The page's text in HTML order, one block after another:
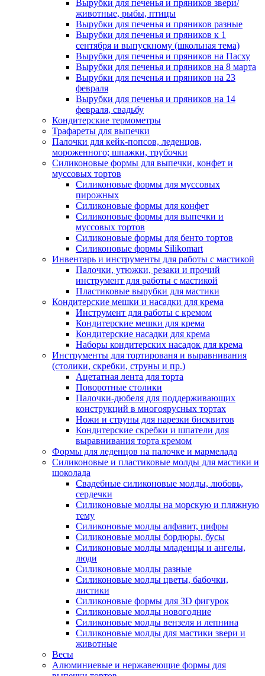
Вырубки для печенья и пряников звери/
животные, рыбы, птицы
Вырубки для печенья и пряников разные
Вырубки для печенья и пряников к 1
сентября и выпускному (школьная тема)
Вырубки для печенья и пряников на Пасху
Вырубки для печенья и пряников на 8 марта
Вырубки для печенья и пряников на 23
февраля
Вырубки для печенья и пряников на 14
февраля, свадьбу
Кондитерские термометры
Трафареты для выпечки
Палочки для кейк-попсов, леденцов,
мороженного; шпажки, трубочки
Силиконовые формы для выпечки, конфет и
муссовых тортов
Силиконовые формы для муссовых
пирожных
Силиконовые формы для конфет
Силиконовые формы для выпечки и
муссовых тортов
Силиконовые формы для бенто тортов
Силиконовые формы Silikomart
Инвентарь и инструменты для работы с мастикой
Палочки, утюжки, резаки и прочий
инструмент для работы с мастикой
Пластиковые вырубки для мастики
Кондитерские мешки и насадки для крема
Инструмент для работы с кремом
Кондитерские мешки для крема
Кондитерские насадки для крема
Наборы кондитерских насадок для крема
Инструменты для тортированя и выравнивания
(столики, скребки, струны и пр.)
Ацетатная лента для торта
Поворотные столики
Палочки-дюбеля для поддерживающих
конструкций в многоярусных тортах
Ножи и струны для нарезки бисквитов
Кондитерские скребки и шпатели для
выравнивания торта кремом
Формы для леденцов на палочке и мармелада
Силиконовые и пластиковые молды для мастики и
шоколада
Свадебные силиконовые молды, любовь,
сердечки
Силиконовые молды на морскую и пляжную
тему
Силиконовые молды алфавит, цифры
Силиконовые молды бордюры, бусы
Силиконовые молды младенцы и ангелы,
люди
Силиконовые молды разные
Силиконовые молды цветы, бабочки,
листики
Силиконовые формы для 3D фигурок
Силиконовые молды новогодние
Силиконовые молды вензеля и лепнина
Силиконовые молды для мастики звери и
животные
Весы
Алюминиевые и нержавеющие формы для